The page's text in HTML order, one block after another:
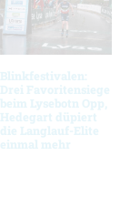
Blinkfestivalen:
Drei Favoritensiege
beim Lysebotn Opp,
Hedegart düpiert
die Langlauf-Elite
einmal mehr